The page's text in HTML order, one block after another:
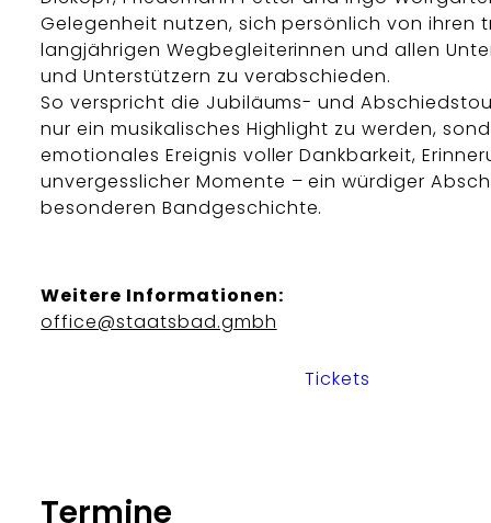
Gelegenheit nutzen, sich persönlich von ihren
langjährigen Wegbegleiterinnen und allen
und Unterstützern zu verabschieden.
So verspricht die Jubiläums- und
nur ein musikalisches Highlight zu werden,
emotionales Ereignis voller Dankbarkeit,
unvergesslicher Momente – ein würdiger
besonderen Bandgeschichte.
Weitere Informationen:
office@staatsbad.gmbh
Tickets
Termine